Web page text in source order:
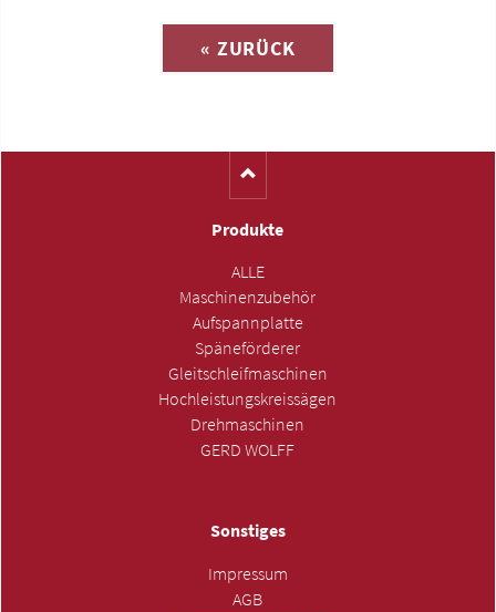
« ZURÜCK
Produkte
ALLE
Maschinenzubehör
Aufspannplatte
Späneförderer
Gleitschleifmaschinen
Hochleistungskreissägen
Drehmaschinen
GERD WOLFF
Sonstiges
Impressum
AGB